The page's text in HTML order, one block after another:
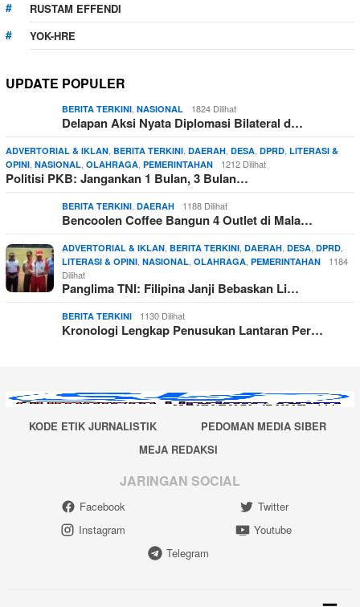
RUSTAM EFFENDI
YOK-HRE
UPDATE POPULER
BERITA TERKINI, NASIONAL 1824 Dilihat
Delapan Aksi Nyata Diplomasi Bilateral d…
ADVERTORIAL & IKLAN, BERITA TERKINI, DAERAH, DESA, DPRD, LITERASI &
OPINI, NASIONAL, OLAHRAGA, PEMERINTAHAN 1212 Dilihat
Politisi PKB: Jangankan 1 Bulan, 3 Bulan…
BERITA TERKINI, DAERAH 1188 Dilihat
Bencoolen Coffee Bangun 4 Outlet di Mala…
ADVERTORIAL & IKLAN, BERITA TERKINI, DAERAH, DESA, DPRD,
LITERASI & OPINI, NASIONAL, OLAHRAGA, PEMERINTAHAN
1184
Dilihat
Panglima TNI: Filipina Janji Bebaskan Li…
BERITA TERKINI 1130 Dilihat
Kronologi Lengkap Penusukan Lantaran Per…
KODE ETIK JURNALISTIK
PEDOMAN MEDIA SIBER
MEJA REDAKSI
JARINGAN SOCIAL
Facebook
Twitter
Instagram
Youtube
Telegram